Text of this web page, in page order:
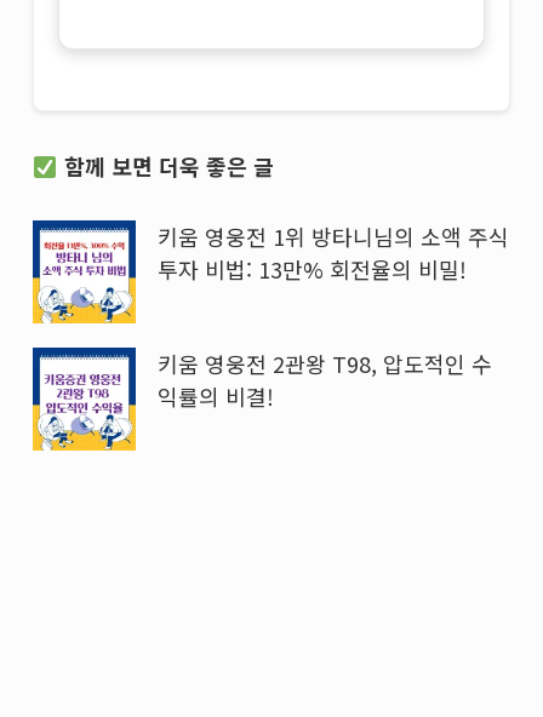
함께 보면 더욱 좋은 글
키움 영웅전 1위 방타니님의 소액 주식
투자 비법: 13만% 회전율의 비밀!
키움 영웅전 2관왕 T98, 압도적인 수
익률의 비결!